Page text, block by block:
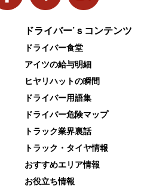
ドライバー’ｓコンテンツ
ドライバー食堂
アイツの給与明細
ヒヤリハットの瞬間
ドライバー用語集
ドライバー危険マップ
トラック業界裏話
トラック・タイヤ情報
おすすめエリア情報
お役立ち情報